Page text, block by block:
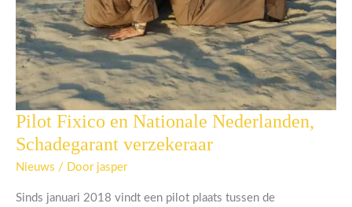
Pilot Fixico en Nationale Nederlanden,
Schadegarant verzekeraar
Nieuws / Door jasper
Sinds januari 2018 vindt een pilot plaats tussen de
Pilot
en
Nationale
Schadegarant